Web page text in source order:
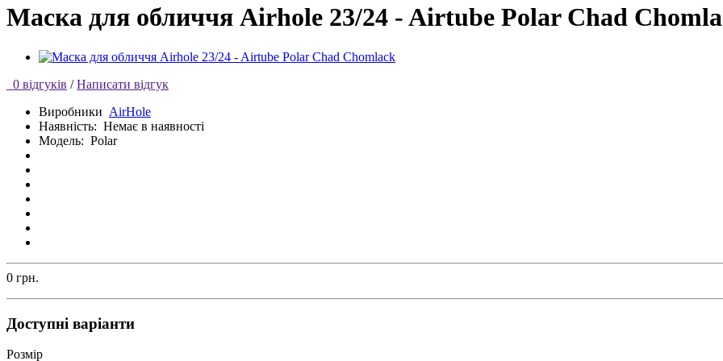
Маска для обличчя Airhole 23/24 - Airtube Polar Chad
0 відгуків / Написати відгук
Виробники AirHole
Наявність: Немає в наявності
Модель: Polar
0 грн.
Доступні варіанти
Розмір